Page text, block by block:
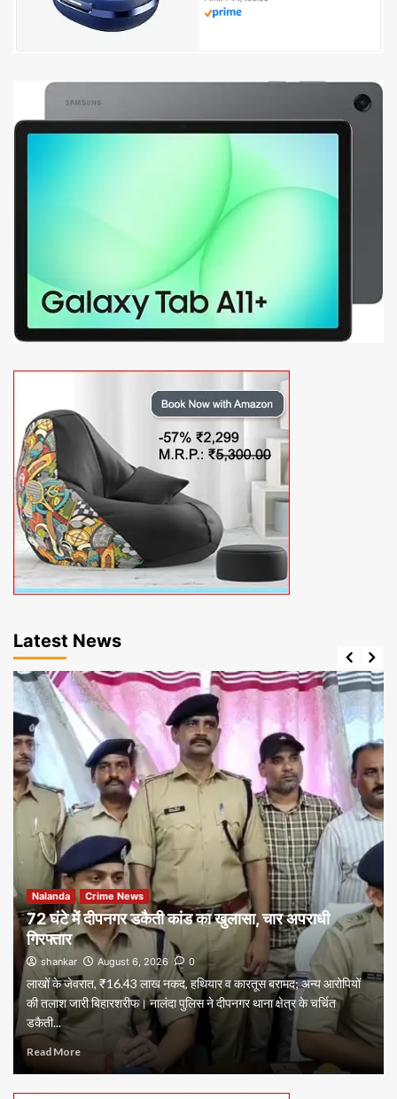
Latest News
Nalanda Crime News
72 घंटे में दीपनगर डकैती कांड का खुलासा, चार अपराधी
गिरफ्तार
shankar August 6, 2026 0
लाखों के जेवरात, ₹16.43 लाख नकद, हथियार व कारतूस बरामद; अन्य आरोपियों
की तलाश जारी बिहारशरीफ। नालंदा पुलिस ने दीपनगर थाना क्षेत्र के चर्चित
डकैती...
Read More